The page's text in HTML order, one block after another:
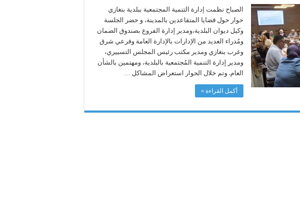
بنغازي
حوارية
حول
قضايا
المتقاعدين
بالمدينة
مغلقة
الصباح نظمت إدارة التنمية المجتمعية ببلدية بنغازي
حوار حول قضايا المتقاعدين بالمدينة، و حضر الجلسة
وكيل ديوان البلدية،ومدير إدارة الفروع بصندوق الضمان
ومُدراء العديد من الإدارات بالإدارة العامة وفرعي شرق
وغرب بنغازي ومدير مكتب رئيس المجلس التسييري،
ومدير إدارة التنمية المُجتمعية بالبلدية، ومهتمين بالشأن
العام. وتم خلال الحوار استعراض المشاكل …
أكمل القراءة »